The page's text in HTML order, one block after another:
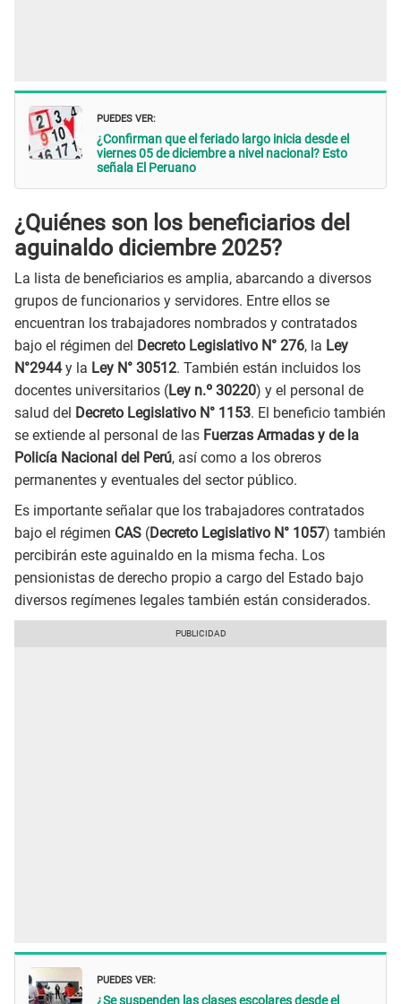
PUEDES VER:
¿Confirman que el feriado largo inicia desde el
viernes 05 de diciembre a nivel nacional? Esto
señala El Peruano
¿Quiénes son los beneficiarios del
aguinaldo diciembre 2025?
La lista de beneficiarios es amplia, abarcando a diversos
grupos de funcionarios y servidores. Entre ellos se
encuentran los trabajadores nombrados y contratados
bajo el régimen del Decreto Legislativo N° 276, la Ley
N°2944y la Ley N° 30512. También están incluidos los
docentes universitarios (Ley n.º 30220) y el personal de
salud del Decreto Legislativo N° 1153. El beneficio también
se extiende al personal de las Fuerzas Armadas y de la
Policía Nacional del Perú, así como a los obreros
permanentes y eventuales del sector público.
Es importante señalar que los trabajadores contratados
bajo el régimen CAS (Decreto Legislativo N° 1057) también
percibirán este aguinaldo en la misma fecha. Los
pensionistas de derecho propio a cargo del Estado bajo
diversos regímenes legales también están considerados.
PUEDES VER:
¿Se suspenden las clases escolares desde el